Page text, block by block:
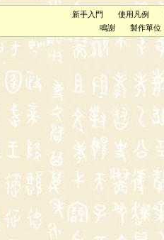
新手入門 使用凡例
鳴謝
製作單位